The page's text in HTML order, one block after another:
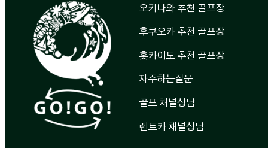
오키나와 추천 골프장
후쿠오카 추천 골프장
홋카이도 추천 골프장
자주하는질문
골프 채널상담
렌트카 채널상담